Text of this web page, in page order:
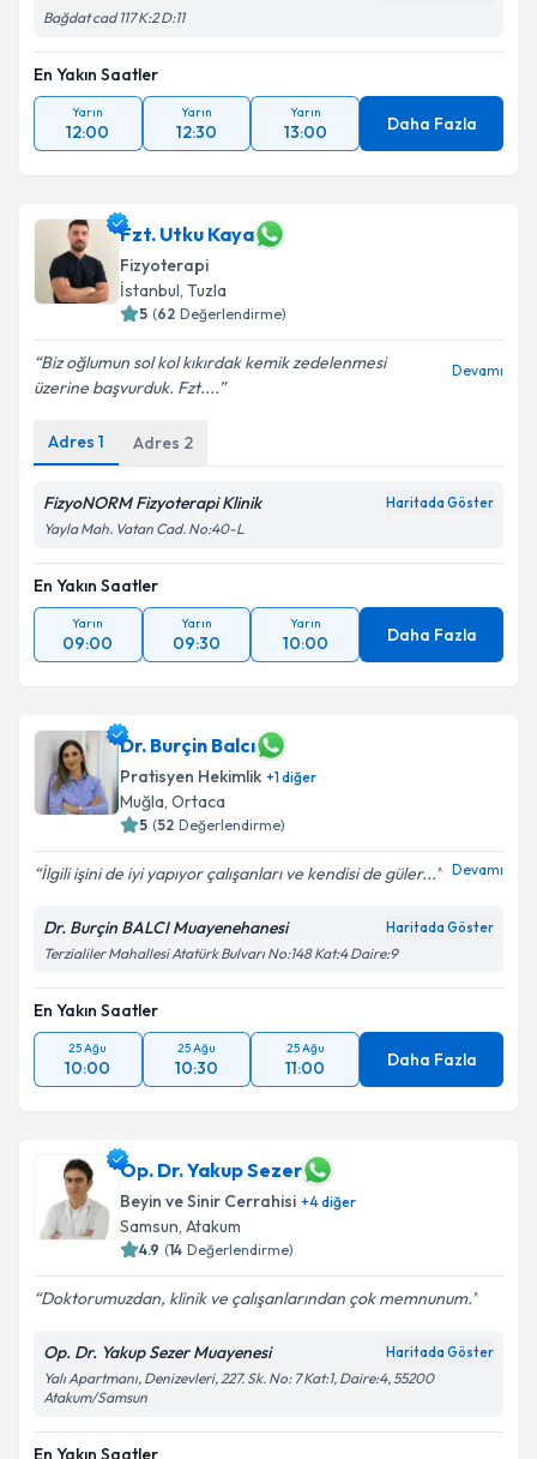
Bağdat cad 117 K:2 D:11
En Yakın Saatler
Yarın
12:00
Yarın
12:30
Yarın
13:00 Daha Fazla
Fzt. Utku Kaya
Fizyoterapi
İstanbul, Tuzla
5 (62 Değerlendirme)
Biz oğlumun sol kol kıkırdak kemik zedelenmesi
üzerine başvurduk. Fzt....
Devamı
Adres 1 Adres 2
FizyoNORM Fizyoterapi Klinik Haritada Göster
Yayla Mah. Vatan Cad. No:40-L
En Yakın Saatler
Yarın
09:00
Yarın
09:30
Yarın
10:00 Daha Fazla
Dr. Burçin Balcı
Pratisyen Hekimlik +1diğer
Muğla, Ortaca
5 (52 Değerlendirme)
İlgili işini de iyi yapıyor çalışanları ve kendisi de güler... Devamı
Dr. Burçin BALCI Muayenehanesi Haritada Göster
Terzialiler Mahallesi Atatürk Bulvarı No:148 Kat:4 Daire:9
En Yakın Saatler
25 Ağu
10:00
25 Ağu
10:30
25 Ağu
11:00 Daha Fazla
Op. Dr. Yakup Sezer
Beyin ve Sinir Cerrahisi +4diğer
Samsun, Atakum
4.9 (14 Değerlendirme)
Doktorumuzdan, klinik ve çalışanlarından çok memnunum.
Op. Dr. Yakup Sezer Muayenesi Haritada Göster
Yalı Apartmanı, Denizevleri, 227. Sk. No: 7 Kat:1, Daire:4, 55200
Atakum/Samsun
En Yakın Saatler